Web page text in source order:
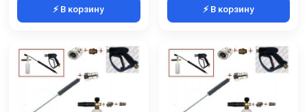
⚡ В корзину ⚡ В корзину